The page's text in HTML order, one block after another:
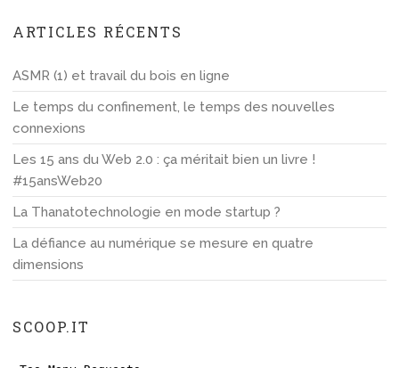
ARTICLES RÉCENTS
ASMR (1) et travail du bois en ligne
Le temps du confinement, le temps des nouvelles
connexions
Les 15 ans du Web 2.0 : ça méritait bien un livre !
#15ansWeb20
La Thanatotechnologie en mode startup ?
La défiance au numérique se mesure en quatre
dimensions
SCOOP.IT